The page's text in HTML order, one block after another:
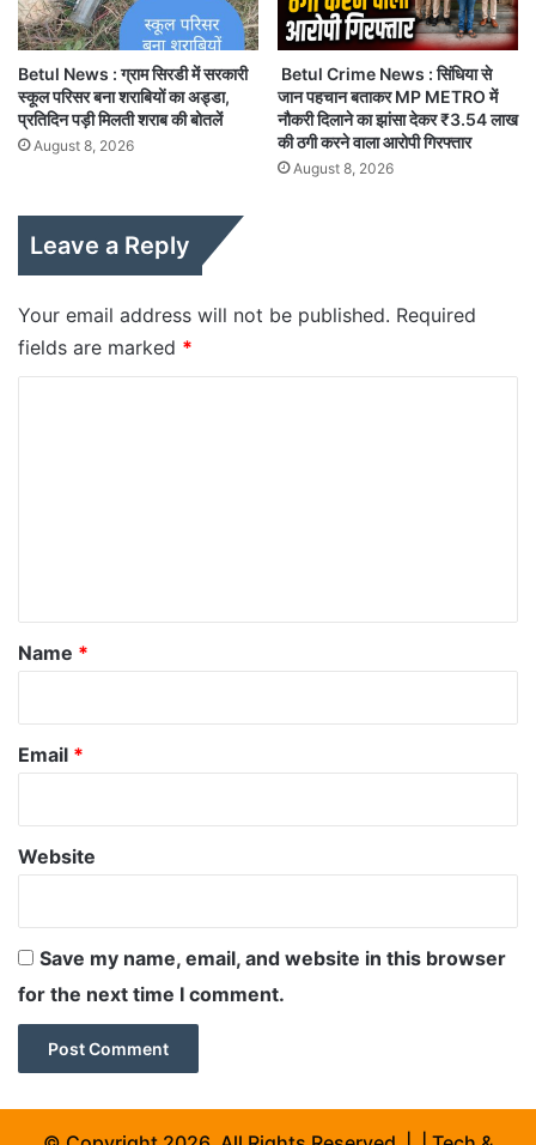
Betul News : ग्राम सिरडी में सरकारी
स्कूल परिसर बना शराबियों का अड्डा,
प्रतिदिन पड़ी मिलती शराब की बोतलें
August 8, 2026
Betul Crime News : सिंधिया से
जान पहचान बताकर MP METRO में
नौकरी दिलाने का झांसा देकर ₹3.54 लाख
की ठगी करने वाला आरोपी गिरफ्तार
August 8, 2026
Leave a Reply
Your email address will not be published. Required
fields are marked *
*
Name *
Email *
Website
Save my name, email, and website in this browser
for the next time I comment.